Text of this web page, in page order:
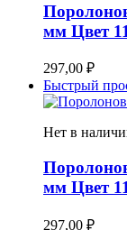
мм Цвет
297,00 ₽
Быстрый
Нет в
мм Цвет
297,00 ₽